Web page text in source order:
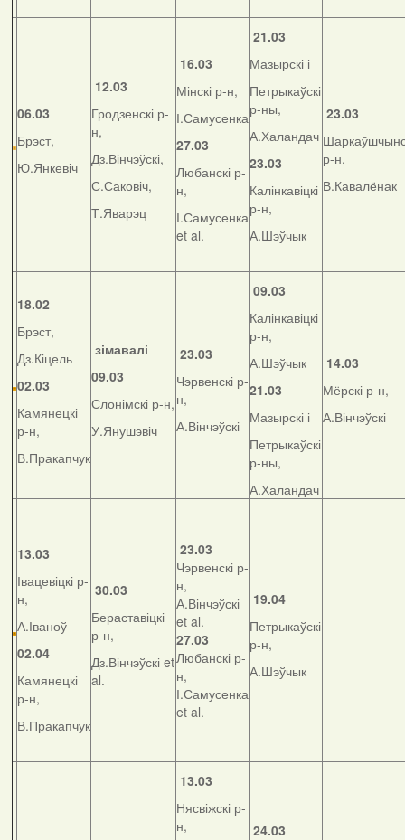
06.03
Брэст,
Ю.Янкевіч
12.03
Гродзенскі р-
н,
Дз.Вінчэўскі,
С.Саковіч,
Т.Яварэц
16.03
Мінскі р-н,
І.Самусенка
27.03
Любанскі р-
н,
І.Самусенка
et al.
21.03
Мазырскі і
Петрыкаўскі
р-ны,
А.Халандач
23.03
Калінкавіцкі
р-н,
А.Шэўчык
23.03
р-н,
В.Кавалёнак
18.02
Брэст,
Дз.Кіцель
02.03
Камянецкі
р-н,
В.Пракапчук
зімавалі
09.03
Слонімскі р-н,
У.Янушэвіч
23.03
Чэрвенскі р-
н,
А.Вінчэўскі
09.03
Калінкавіцкі
р-н,
А.Шэўчык
21.03
Мазырскі і
Петрыкаўскі
р-ны,
А.Халандач
14.03
Мёрскі р-н,
А.Вінчэўскі
13.03
Івацевіцкі р-
н,
А.Іваноў
02.04
Камянецкі
р-н,
В.Пракапчук
30.03
Бераставіцкі
р-н,
Дз.Вінчэўскі et
al.
23.03
Чэрвенскі р-
н,
А.Вінчэўскі
et al.
27.03
Любанскі р-
н,
І.Самусенка
et al.
19.04
Петрыкаўскі
р-н,
А.Шэўчык
13.03
Нясвіжскі р-
н,
24.03